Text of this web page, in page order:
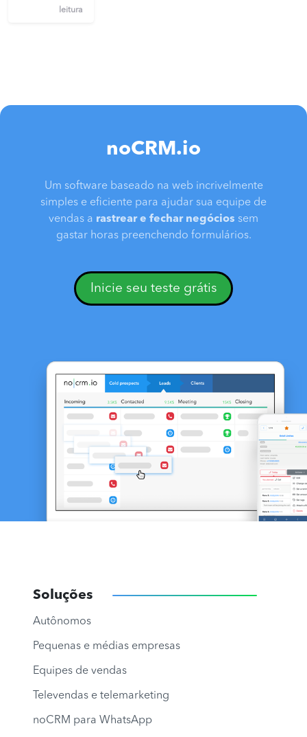
leitura
noCRM.io
Um software baseado na web incrivelmente
simples e eficiente para ajudar sua equipe de
vendas a rastrear e fechar negócios sem
gastar horas preenchendo formulários.
Inicie seu teste grátis
Soluções
Autônomos
Pequenas e médias empresas
Equipes de vendas
Televendas e telemarketing
noCRM para WhatsApp